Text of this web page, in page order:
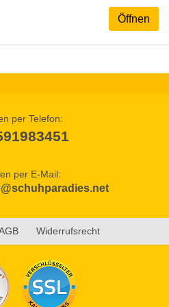
Öffnen
per Telefon:
per E-Mail:
Widerrufsrecht